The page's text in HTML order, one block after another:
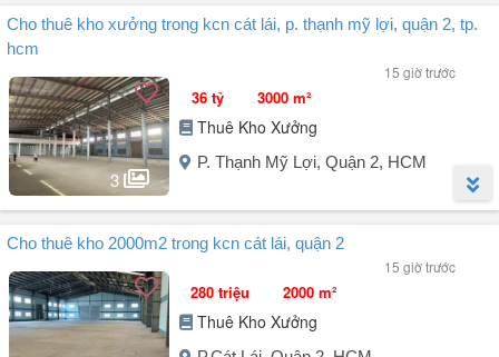
Người đăng: Thomas
(1 tin đăng)
Cho thuê mặt bằng kinh doanh làm kho xưởng, gara phường An
+ Diện tích: 2.000m².
+ Hiện trạng có sẵn nền và mái che.
+ Đường xe tải.
+ Hợp đồng 3 năm tái ký.
+ Giá thuê: 110k/m²/tháng.
+ Liên hệ: .
Cho thuê kho xưởng trong kcn cát lái, p. thạnh mỹ lợi, quận 2, tp.
hcm
15 giờ trước
3
36 tỷ 3000 m²
Thuê Kho Xưởng
P. Thạnh Mỹ Lợi, Quận 2, HCM
Người đăng: Nguyễn Tấn Lực (37 tin đăng)
Cho thuê kho xưởng trong KCN Cát Lái, P. Thạnh Mỹ Lợi, Quận 2,
TP. HCM.
- Diện tích: 3000m².
Cho thuê kho 2000m2 trong kcn cát lái, quận 2
15 giờ trước
280 triệu 2000 m²
Thuê Kho Xưởng